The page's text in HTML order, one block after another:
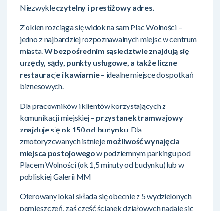
Niezwykleczytelny i prestiżowy adres.
Z okien rozciąga się widok na sam Plac Wolności –
jedno z najbardziej rozpoznawalnych miejsc w centrum
miasta.W bezpośrednim sąsiedztwie znajdują się
urzędy, sądy, punkty usługowe, a także liczne
restauracje i kawiarnie– idealne miejsce do spotkań
biznesowych.
Dla pracowników i klientów korzystających z
komunikacji miejskiej – przystanek tramwajowy
znajduje się ok 150 od budynku. Dla
zmotoryzowanych istniejemożliwość wynajęcia
miejsca postojowegow podziemnym parkingu pod
Placem Wolności (ok 1,5 minuty od budynku) lub w
pobliskiej Galerii MM
Oferowany lokal składa się obecnie z 5 wydzielonych
pomieszczeń, zaś część ścianek działowych nadaje się